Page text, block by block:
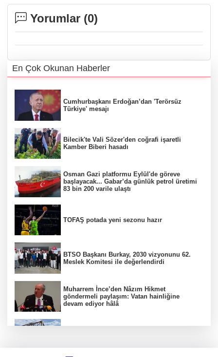
Yorumlar (0)
En Çok Okunan Haberler
Cumhurbaşkanı Erdoğan’dan 'Terörsüz
Türkiye' mesajı
Bilecik'te Vali Sözer'den coğrafi işaretli
Kamber Biberi hasadı
Osman Gazi platformu Eylül'de göreve
başlayacak... Gabar’da günlük petrol üretimi
83 bin 200 varile ulaştı
TOFAŞ potada yeni sezonu hazır
BTSO Başkanı Burkay, 2030 vizyonunu 62.
Meslek Komitesi ile değerlendirdi
Muharrem İnce’den Nâzım Hikmet
göndermeli paylaşım: Vatan hainliğine
devam ediyor hâlâ